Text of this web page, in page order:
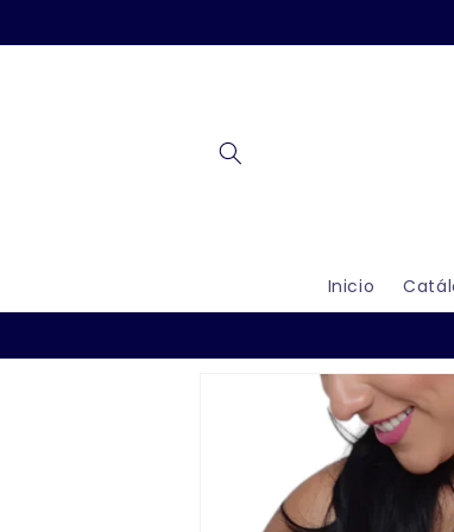
al contenido
Inicio
Ir
directamente